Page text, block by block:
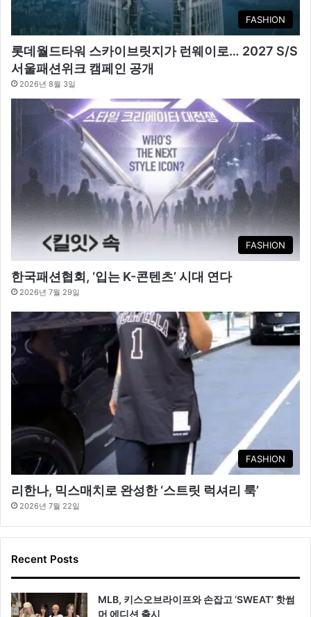
FASHION
롯데월드타워 스카이브릿지가 런웨이로… 2027 S/S
서울패션위크 캠페인 공개
2026년 8월 3일
FASHION
한국패션협회, ‘입는 K-콘텐츠’ 시대 연다
2026년 7월 29일
FASHION
리한나, 믹스매치로 완성한 ‘스트릿 럭셔리 룩’
2026년 7월 22일
Recent Posts
MLB, 키스오브라이프와 손잡고 ‘SWEAT’ 핫썸
머 에디션 출시